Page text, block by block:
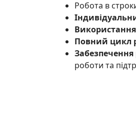
Робота в
Повний цикл
роботи та